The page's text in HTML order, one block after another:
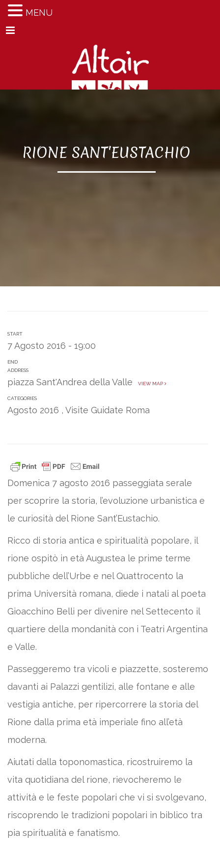
Menu
RIONE SANT'EUSTACHIO
START
7 Agosto 2016 - 19:00
END
ADDRESS
piazza Sant'Andrea della Valle VIEW MAP
CATEGORIES
Agosto 2016 , Visite Guidate Roma
Domenica 7 agosto 2016 passeggiata serale
per scoprire la storia, l’evoluzione urbanistica e
le curiosità del Rione Sant’Eustachio.
Ricco di storia antica e spiritualità popolare, il
rione ospitò in età Augustea le prime terme
pubbliche dell’Urbe e nel Quattrocento la
prima Università romana, diede i natali al poeta
Gioacchino Belli per divenire nel Settecento il
quartiere della mondanità con i Teatri Argentina
e Valle.
Passeggeremo tra vicoli e piazzette, sosteremo
davanti ai Palazzi gentilizi, alle fontane e alle
vestigia antiche, per ripercorrere la storia del
Rione dalla prima età imperiale fino all’età
moderna.
Aiutati dalla toponomastica, ricostruiremo la
vita quotidiana del rione, rievocheremo le
attività e le feste popolari che vi si svolgevano,
riscoprendo le tradizioni popolari in biblico tra
pia spiritualità e fanatismo.
MENU